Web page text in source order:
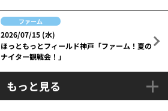
ファーム
2026/07/15 (水)
ほっともっとフィールド神戸「ファーム！夏の
ナイター観戦会！」
もっと見る